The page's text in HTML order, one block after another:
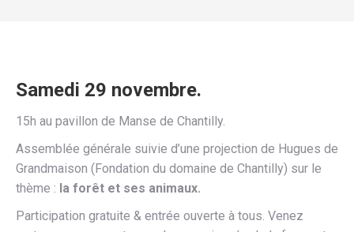
Samedi 29 novembre.
15h au pavillon de Manse de Chantilly.
Assemblée générale suivie d’une projection de Hugues de
Grandmaison (Fondation du domaine de Chantilly) sur le
thème : la forêt et ses animaux.
Participation gratuite & entrée ouverte à tous. Venez